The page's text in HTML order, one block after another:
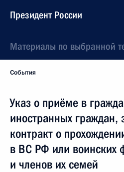
Президент России
Материалы по выбранной
События
Указ о приёме в
иностранных граждан,
контракт о
в ВС РФ или воинских
и членов их семей